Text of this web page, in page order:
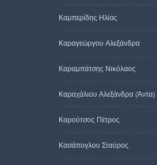
Καμπερίδης Ηλίας
Καραγεώργου Αλεξάνδρα
Καραμπάτσης Νικόλαος
Καραχάλιου Αλεξάνδρα (Άντα)
Καρούτσος Πέτρος
Κασάπογλου Σταύρος